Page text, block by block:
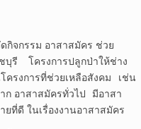
รม อาสาสมัคร ช่วย
บุรี โครงการปลูกป่าให้ช่าง
รงการที่ช่วยเหลือสังคม เช่น
อาสาสมัครทั่วไป มีอาสา
ที่ดี ในเรื่องงานอาสาสมัคร